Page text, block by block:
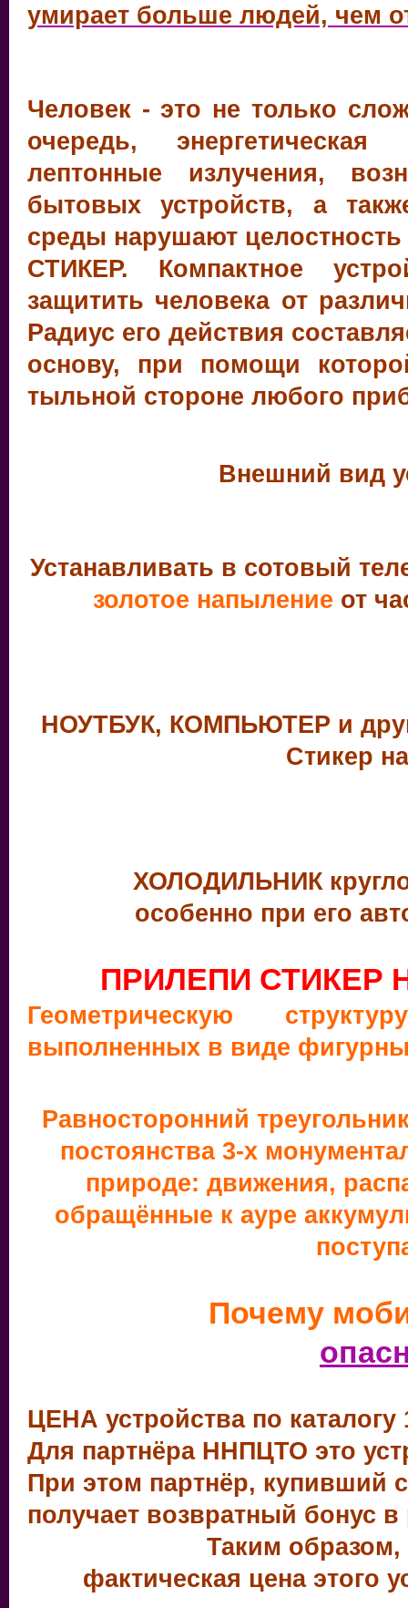
умирает больше людей, чем
Человек - это не только
очередь,
лептонные излучения,
бытовых устройств, а
среды нарушают целостность
СТИКЕР. Компактное
защитить человека от
Радиус его действия
основу, при помощи
тыльной стороне любого
Внешний вид
Устанавливать в сотовый
золотое напыление от
НОУТБУК, КОМПЬЮТЕР и
Стикер
ХОЛОДИЛЬНИК
особенно при его
ПРИЛЕПИ СТИКЕР
Геометрическую
выполненных в виде
Равносторонний
постоянства 3-х
природе: движения,
обращённые к ауре
Почему
ЦЕНА устройства по каталогу
Для партнёра ННПЦТО это
При этом партнёр, купивший
получает возвратный бонус
Таким
фактическая цена этого